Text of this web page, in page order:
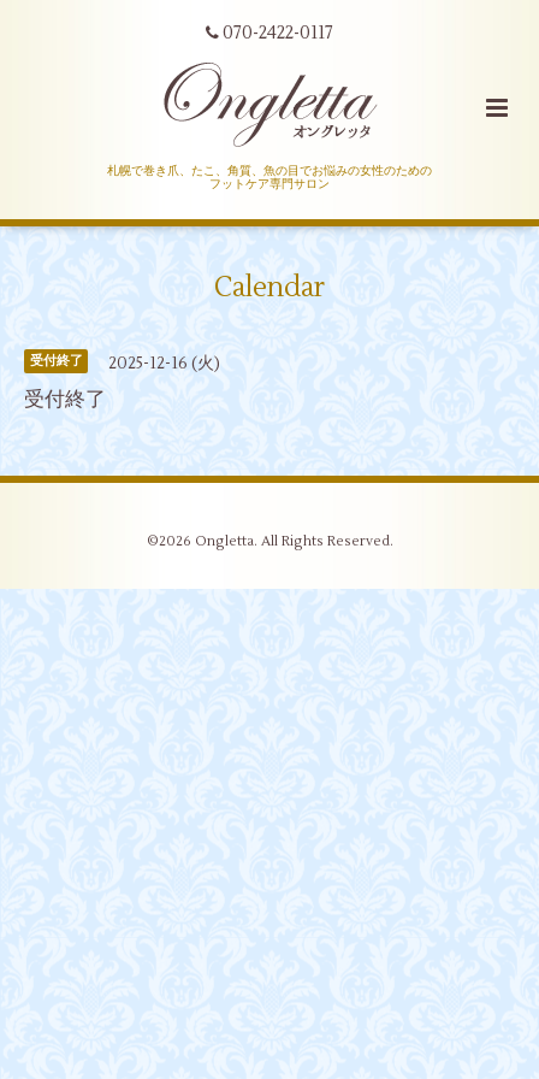
070-2422-0117
札幌で巻き爪、たこ、角質、魚の目でお悩みの女性のための
フットケア専門サロン
Calendar
受付終了 2025-12-16 (火)
受付終了
©2026 Ongletta. All Rights Reserved.